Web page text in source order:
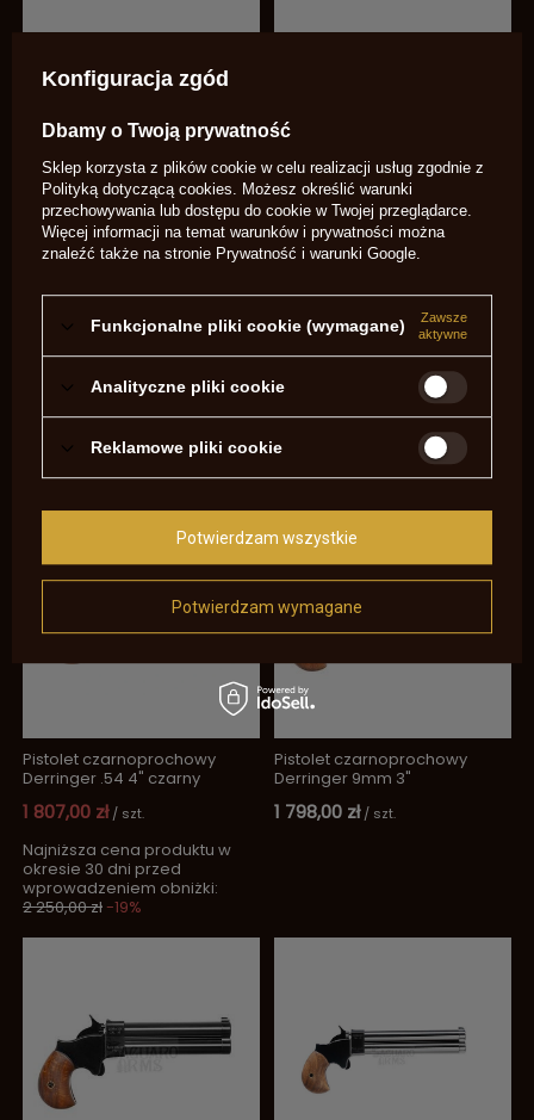
Great Gun
Pistolet czarnoprochowy
Derringer .45 4" czarny Great
Pistolet czarnoprochowy
Derringer 9mm 2,5"
1 798,00 zł
Pistolet czarnoprochowy
Derringer .54 4" czarny
1 807,00 zł / szt.
Najniższa cena produktu w
okresie 30 dni przed
wprowadzeniem obniżki:
2 250,00 zł-19%
Pistolet czarnoprochowy
Derringer 9mm 3"
1 798,00 zł / szt.
Konfiguracja zgód
Dbamy o Twoją prywatność
Sklep korzysta z plików cookie w celu realizacji usług zgodnie z
Polityką dotyczącą cookies. Możesz określić warunki
przechowywania lub dostępu do cookie w Twojej przeglądarce.
Więcej informacji na temat warunków i prywatności można
znaleźć także na stronie Prywatność i warunki Google.
Funkcjonalne pliki cookie (wymagane)
Zawsze
aktywne
Analityczne pliki cookie
Reklamowe pliki cookie
Potwierdzam wymagane
Potwierdzam wszystkie